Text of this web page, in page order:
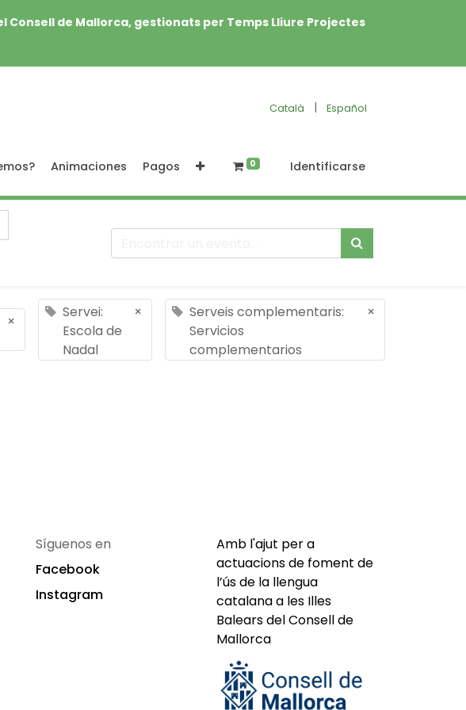
de Mallorca, gestionats per Temps Lliure Projectes
Català | Español
Animaciones Pagos 0 Identificarse
×
Servei:
Escola de
Nadal
×
Serveis complementaris:
Servicios
complementarios
×
Síguenos en
Facebook
Instagram
Amb l'ajut per a
actuacions de foment de
l’ús de la llengua
catalana a les Illes
Balears del Consell de
Mallorca